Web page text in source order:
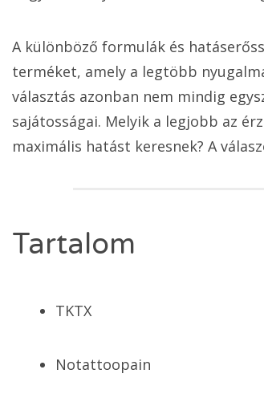
A különböző formulák és
terméket, amely a legtöbb
választás azonban nem mindig
sajátosságai. Melyik a legjobb az
maximális hatást keresnek? A
Tartalom
TKTX
Notattoopain